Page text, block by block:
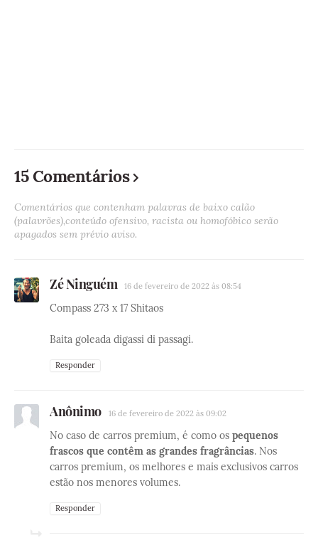
15 Comentários
Comentários que contenham palavras de baixo calão
(palavrões),conteúdo ofensivo, racista ou homofóbico serão
apagados sem prévio aviso.
Zé Ninguém 16 de fevereiro de 2022 às 08:54
Compass 273 x 17 Shitaos
Baita goleada digassi di passagi.
Responder
Anônimo 16 de fevereiro de 2022 às 09:02
No caso de carros premium, é como os pequenos
frascos que contêm as grandes fragrâncias. Nos
carros premium, os melhores e mais exclusivos carros
estão nos menores volumes.
Responder